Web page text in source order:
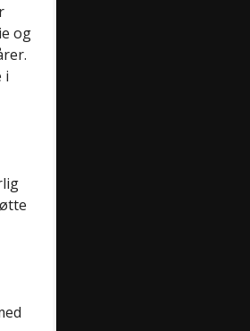
og
i